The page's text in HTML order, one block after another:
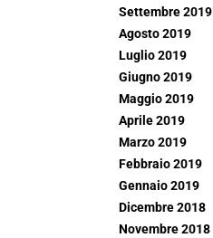
Settembre 2019
Agosto 2019
Luglio 2019
Giugno 2019
Maggio 2019
Aprile 2019
Marzo 2019
Febbraio 2019
Gennaio 2019
Dicembre 2018
Novembre 2018